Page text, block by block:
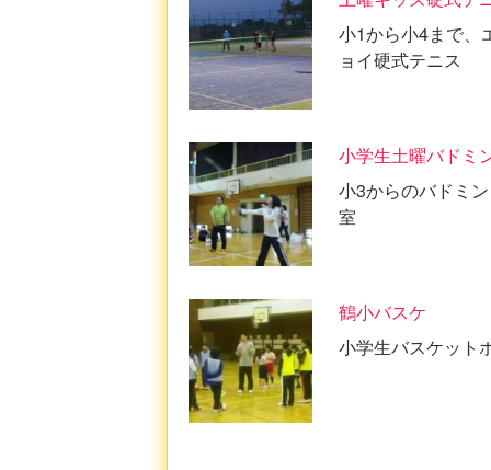
小1から小4まで、
ョイ硬式テニス
小学生土曜バドミ
小3からのバドミ
室
鶴小バスケ
小学生バスケット